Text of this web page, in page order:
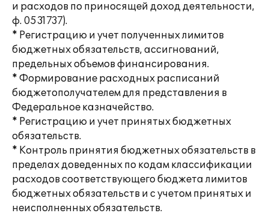
и расходов по приносящей доход деятельности,
ф. 0531737).
* Регистрацию и учет полученных лимитов
бюджетных обязательств, ассигнований,
предельных объемов финансирования.
* Формирование расходных расписаний
бюджетополучателем для представления в
Федеральное казначейство.
* Регистрацию и учет принятых бюджетных
обязательств.
* Контроль принятия бюджетных обязательств в
пределах доведенных по кодам классификации
расходов соответствующего бюджета лимитов
бюджетных обязательств и с учетом принятых и
неисполненных обязательств.